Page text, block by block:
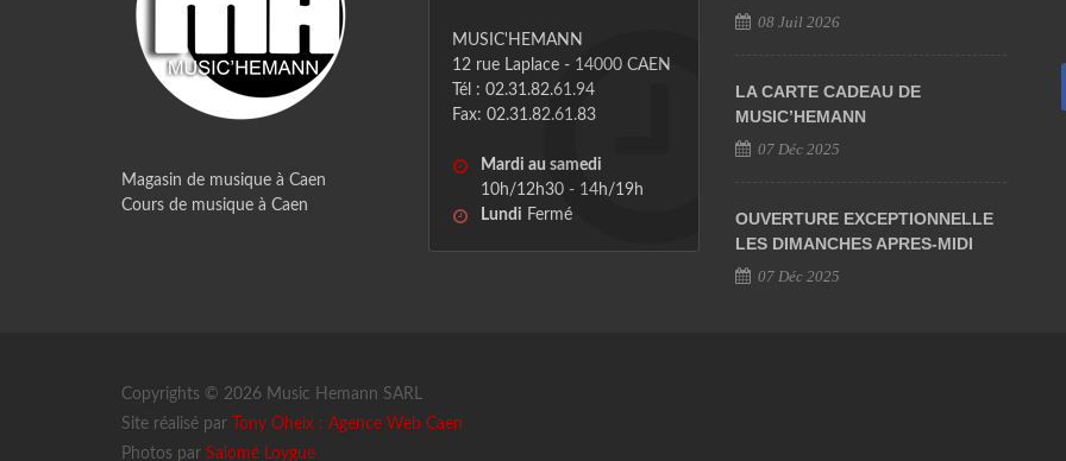
Magasin de musique à Caen
Cours de musique à Caen
MUSIC'HEMANN
12 rue Laplace - 14000 CAEN
Tél : 02.31.82.61.94
Fax: 02.31.82.61.83
Mardi au samedi
10h/12h30 - 14h/19h
Lundi Fermé
08 Juil 2026
LA CARTE CADEAU DE
MUSIC’HEMANN
07 Déc 2025
OUVERTURE EXCEPTIONNELLE
LES DIMANCHES APRES-MIDI
07 Déc 2025
Copyrights © 2026 Music Hemann SARL
Site réalisé par
Tony Oheix : Agence Web Caen
Photos par Salomé Loygue